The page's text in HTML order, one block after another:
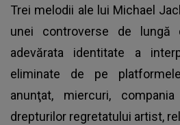
Trei melodii ale lui Michael
unei controverse de lungă
adevărata identitate a
eliminate de pe
anunţat, miercuri,
drepturilor regretatului artist,